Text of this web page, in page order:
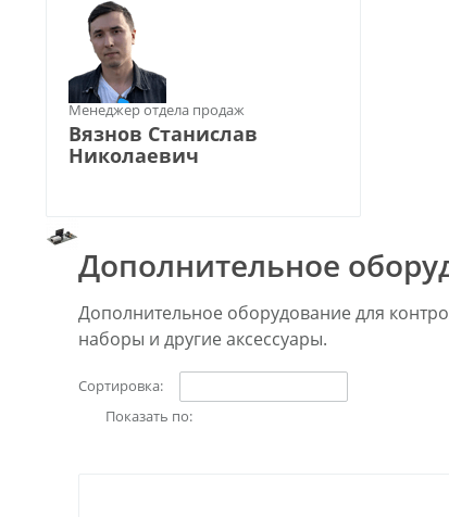
Менеджер отдела продаж
Вязнов Станислав
Николаевич
Дополнительное
Дополнительное оборудование для
наборы и другие аксессуары.
Сортировка:
Показать по: